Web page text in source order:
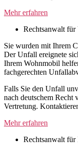
Mehr erfahren
Rechtsanwalt
Sie wurden mit Ihrem
Der Unfall ereignete
Ihrem Wohnmobil
fachgerechten
Falls Sie den Unfall
nach deutschem Recht
Vertretung.
Mehr erfahren
Rechtsanwalt